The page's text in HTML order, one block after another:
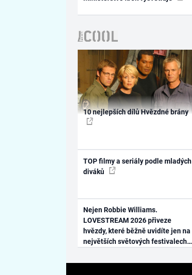
10 nejlepších dílů Hvězdné brány
TOP filmy a seriály podle mladých
diváků
Nejen Robbie Williams.
LOVESTREAM 2026 přiveze
hvězdy, které běžně uvidíte jen na
největších světových festivalech